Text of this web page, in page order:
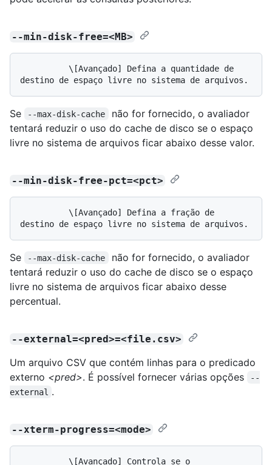
--min-disk-free=<MB>
Se --max-disk-cache
não for fornecido, o avaliador
tentará reduzir o uso do cache de disco se o espaço
livre no sistema de arquivos ficar abaixo desse valor.
--min-disk-free-pct=<pct>
Se --max-disk-cache
não for fornecido, o avaliador
tentará reduzir o uso do cache de disco se o espaço
livre no sistema de arquivos ficar abaixo desse
percentual.
--external=<pred>=<file.csv>
Um arquivo CSV que contém linhas para o predicado
externo <pred>. É possível fornecer várias opções
--
external .
--xterm-progress=<mode>